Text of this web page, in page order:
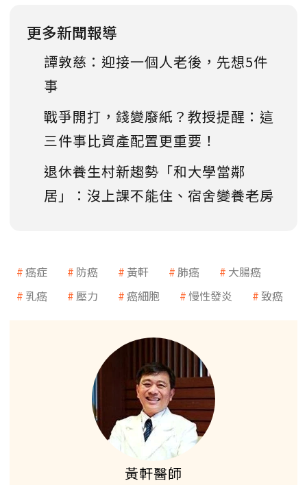
更多新聞報導
譚敦慈：迎接一個人老後，先想5件
事
戰爭開打，錢變廢紙？教授提醒：這
三件事比資產配置更重要！
退休養生村新趨勢「和大學當鄰
居」：沒上課不能住、宿舍變養老房
癌症 防癌 黃軒 肺癌
大腸癌
乳癌
壓力 癌細胞 慢性發炎 致癌
黃軒醫師